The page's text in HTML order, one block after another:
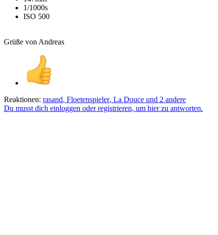
1/1000s
ISO 500
Grüße von Andreas
Reaktionen: rasand, Floetenspieler, La Douce und 2 andere
Du musst dich einloggen oder registrieren, um hier zu antworten.